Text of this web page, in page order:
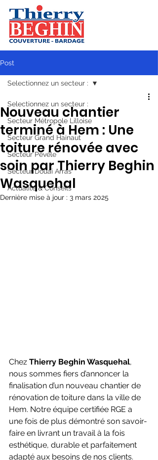
Post
Selectionnez un secteur :
Secteur Métropole Lilloise
Secteur Grand Hainaut
Secteur Pévèle
Secteur Douai Arras
Actualité & Conseils
Selectionnez un secteur :
Nouveau chantier
terminé à Hem : Une
toiture rénovée avec
soin par Thierry Beghin
Wasquehal
Dernière mise à jour : 3 mars 2025
Chez Thierry Beghin Wasquehal,
nous sommes fiers d’annoncer la
finalisation d’un nouveau chantier de
rénovation de toiture dans la ville de
Hem. Notre équipe certifiée RGE a
une fois de plus démontré son savoir-
faire en livrant un travail à la fois
esthétique, durable et parfaitement
adapté aux besoins de nos clients.